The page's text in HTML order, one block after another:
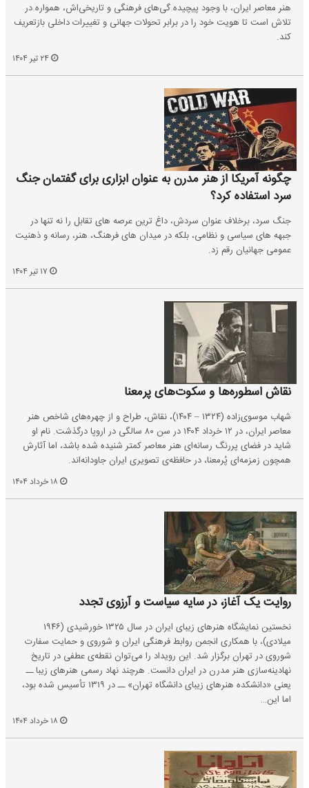
هنر معاصر ایران، با وجود پیچیده گی‌های فرهنگی و تاریخی‌اش، همواره در
تلاش است تا هویت خود را در برابر تحولات جهانی و تغییرات داخلی بازتعریف
کند.
چگونه آمریکا از هنر مدرن به عنوان ابزاری برای گفتمان جنگ
سرد استفاده کرد؟
جنگ سرد، برخلاف عنوان سردش، داغ ترین عرصه های تقابل را نه تنها در
جبهه های سیاسی و نظامی، بلکه در میدان های فرهنگ، هنر، رسانه و ذهنیت
عمومی جهانیان رقم زد.
نقاش اسطوره‌ها و سکوت‌های پرمعنا
شهاب موسوی‌زاده (۱۳۲۴ – ۱۴۰۴)، نقاش، طراح و از چهره‌های شاخص هنر
معاصر ایران، در ۱۲ خرداد ۱۴۰۴ در سن ۸۰ سالگی در اروپا درگذشت. نام او
شاید در فضای پررنگ رسانه‌ای هنر معاصر کمتر شنیده شده باشد، اما آثارش
همچون زمزمه‌ای پُرمعنا، در حافظه‌ی تصویری ایران جاودانه‌اند.
روایت یک آغاز، در سایه سیاست و آرزوی تجدد
نخستین نمایشگاه هنرهای زیبای ایران در سال ۱۳۲۵ خورشیدی (۱۹۴۶
میلادی)، با همکاری انجمن روابط فرهنگی ایران و شوروی و حمایت سفارت
شوروی در تهران برگزار شد. این رویداد را می‌توان نقطه‌ی عطفی در تاریخ
نهادینه‌سازی هنر مدرن در ایران دانست. هرچند نهاد رسمی هنرهای زیبا ــ
یعنی «دانشکده هنرهای زیبای دانشگاه تهران» ــ در ۱۳۱۹ تأسیس شده بود،
اما این…